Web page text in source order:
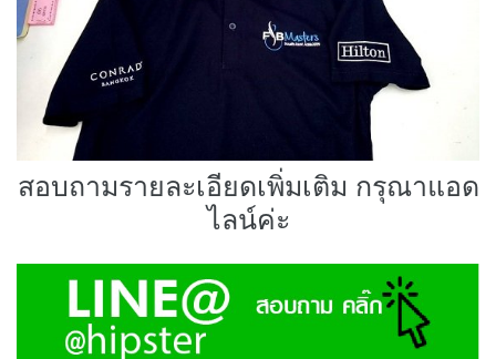
สอบถามรายละเอียดเพิ่มเติม กรุณาแอด
ไลน์ค่ะ